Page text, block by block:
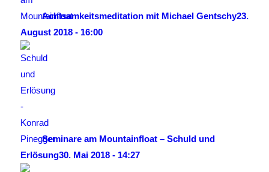
Achtsamkeitsmeditation mit Michael Gentschy23.
August 2018 - 16:00
Seminare am Mountainfloat – Schuld und
Erlösung30. Mai 2018 - 14:27